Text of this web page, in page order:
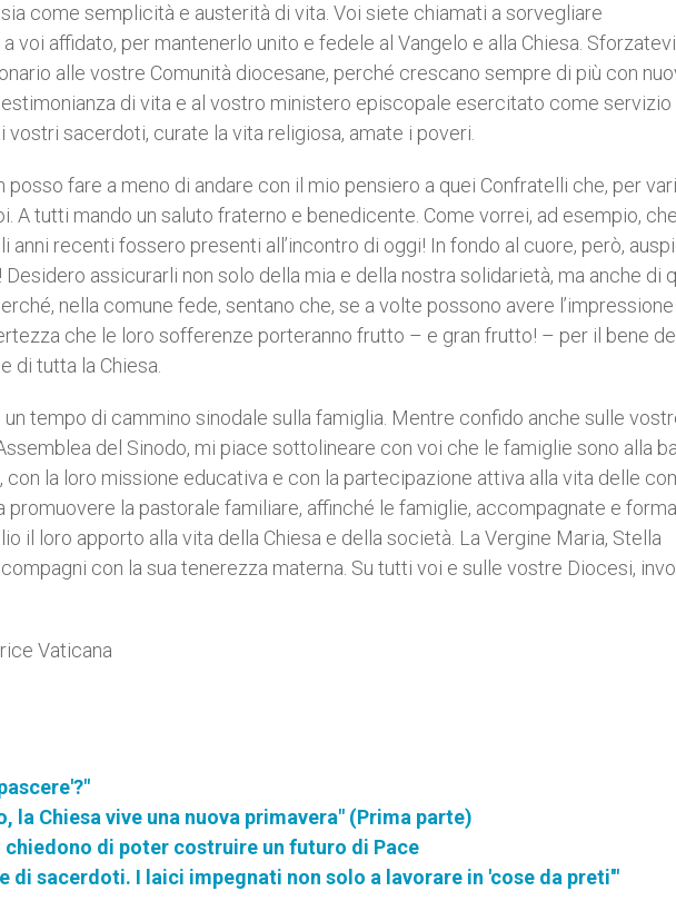
come semplicità e austerità di vita. Voi siete chiamati a sorvegliare
voi affidato, per mantenerlo unito e fedele al Vangelo e alla Chiesa.
alle vostre Comunità diocesane, perché crescano sempre di più con
di vita e al vostro ministero episcopale esercitato come servizio
vostri sacerdoti, curate la vita religiosa, amate i poveri.
posso fare a meno di andare con il mio pensiero a quei Confratelli che, per
A tutti mando un saluto fraterno e benedicente. Come vorrei, ad esempio,
anni recenti fossero presenti all’incontro di oggi! In fondo al cuore, però,
Desidero assicurarli non solo della mia e della nostra solidarietà, ma anche di
nella comune fede, sentano che, se a volte possono avere
che le loro sofferenze porteranno frutto – e gran frutto! – per il bene
di tutta la Chiesa.
tempo di cammino sinodale sulla famiglia. Mentre confido anche sulle
del Sinodo, mi piace sottolineare con voi che le famiglie sono alla
con la loro missione educativa e con la partecipazione attiva alla vita delle
promuovere la pastorale familiare, affinché le famiglie, accompagnate e
il loro apporto alla vita della Chiesa e della società. La Vergine Maria, Stella
con la sua tenerezza materna. Su tutti voi e sulle vostre Diocesi,
Vaticana
la Chiesa vive una nuova primavera" (Prima parte)
chiedono di poter costruire un futuro di Pace
di sacerdoti. I laici impegnati non solo a lavorare in 'cose da preti'"